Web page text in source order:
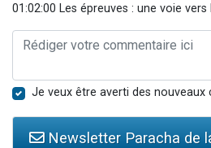
01:02:00 Les épreuves : une voie
Je veux être averti des nouveaux
Newsletter Paracha de